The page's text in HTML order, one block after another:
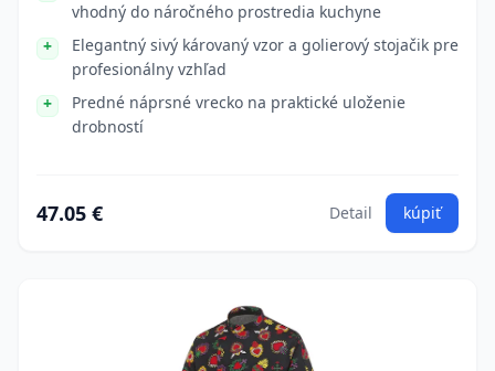
vhodný do náročného prostredia kuchyne
Elegantný sivý károvaný vzor a golierový stojačik pre
profesionálny vzhľad
Predné náprsné vrecko na praktické uloženie
drobností
47.05 € Detail kúpiť